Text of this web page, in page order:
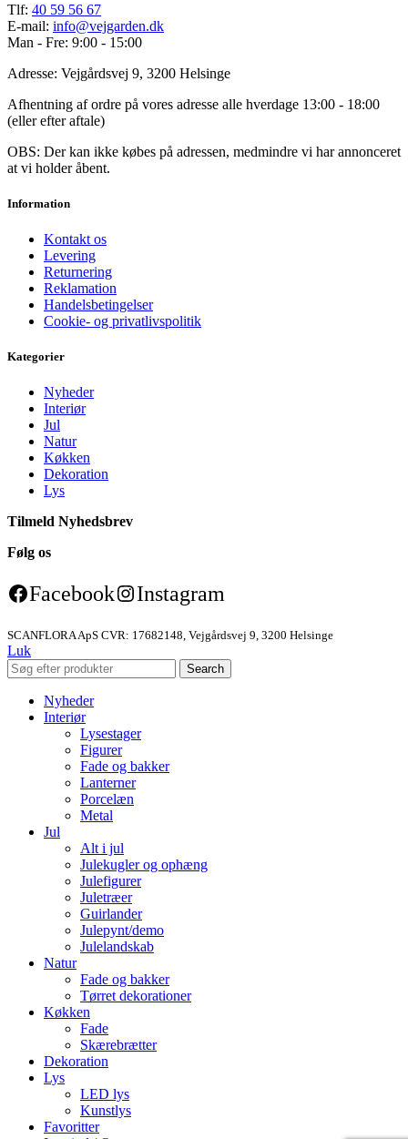
Tlf: 40 59 56 67
E-mail: info@vejgarden.dk
Man - Fre: 9:00 - 15:00
Adresse: Vejgårdsvej 9, 3200 Helsinge
Afhentning af ordre på vores adresse alle hverdage 13:00 - 18:00
(eller efter aftale)
OBS: Der kan ikke købes på adressen, medmindre vi har annonceret
at vi holder åbent.
Information
Kontakt os
Levering
Returnering
Reklamation
Handelsbetingelser
Cookie- og privatlivspolitik
Kategorier
Nyheder
Interiør
Jul
Natur
Køkken
Dekoration
Lys
Tilmeld Nyhedsbrev
Følg os
Facebook Instagram
SCANFLORA ApS CVR: 17682148, Vejgårdsvej 9, 3200 Helsinge
Luk
Search
Nyheder
Interiør
Lysestager
Figurer
Fade og bakker
Lanterner
Porcelæn
Metal
Jul
Alt i jul
Julekugler og ophæng
Julefigurer
Juletræer
Guirlander
Julepynt/demo
Julelandskab
Natur
Fade og bakker
Tørret dekorationer
Køkken
Fade
Skærebrætter
Dekoration
Lys
LED lys
Kunstlys
Favoritter